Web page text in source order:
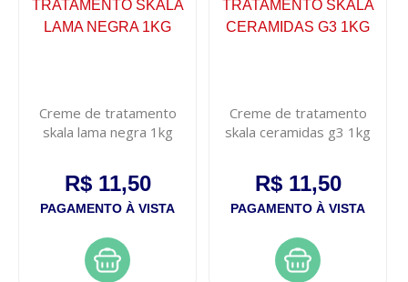
Creme de tratamento
skala lama negra 1kg
R$ 11,50
PAGAMENTO À VISTA
Creme de tratamento
skala ceramidas g3 1kg
R$ 11,50
PAGAMENTO À VISTA